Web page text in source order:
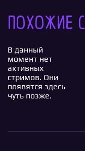
Похожие
В данный
момент нет
активных
стримов. Они
появятся здесь
чуть позже.